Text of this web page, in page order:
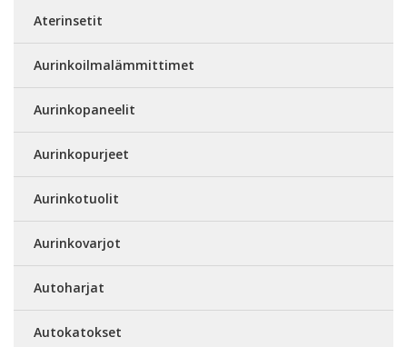
Aterinsetit
Aurinkoilmalämmittimet
Aurinkopaneelit
Aurinkopurjeet
Aurinkotuolit
Aurinkovarjot
Autoharjat
Autokatokset